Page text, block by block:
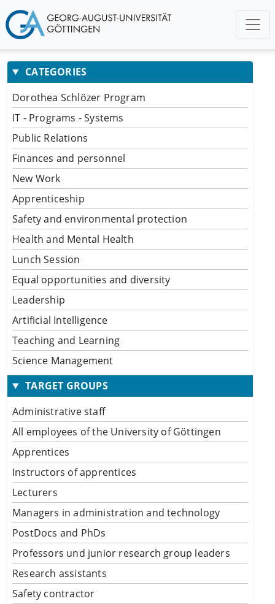
CATEGORIES
Dorothea Schlözer Program
IT - Programs - Systems
Public Relations
Finances and personnel
New Work
Apprenticeship
Safety and environmental protection
Health and Mental Health
Lunch Session
Equal opportunities and diversity
Leadership
Artificial Intelligence
Teaching and Learning
Science Management
TARGET GROUPS
Administrative staff
All employees of the University of Göttingen
Apprentices
Instructors of apprentices
Lecturers
Managers in administration and technology
PostDocs and PhDs
Professors und junior research group leaders
Research assistants
Safety contractor